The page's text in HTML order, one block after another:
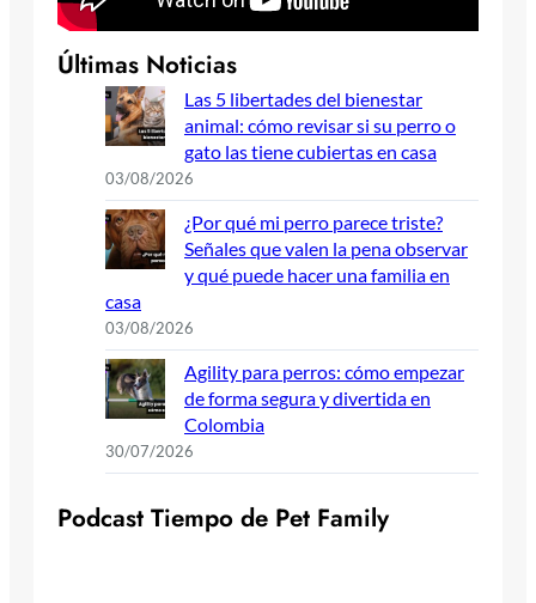
Últimas Noticias
Las 5 libertades del bienestar
animal: cómo revisar si su perro o
gato las tiene cubiertas en casa
03/08/2026
¿Por qué mi perro parece triste?
Señales que valen la pena observar
y qué puede hacer una familia en
casa
03/08/2026
Agility para perros: cómo empezar
de forma segura y divertida en
Colombia
30/07/2026
Podcast Tiempo de Pet Family